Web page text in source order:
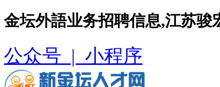
金坛外語业务招聘信息,江苏
公众号 | 小程序